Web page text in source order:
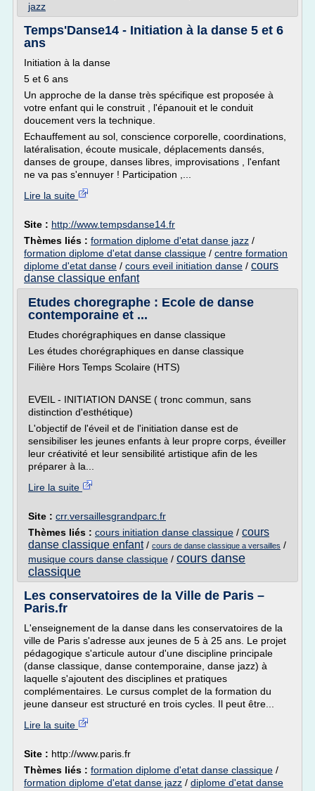
jazz
Temps'Danse14 - Initiation à la danse 5 et 6
ans
Initiation à la danse
5 et 6 ans
Un approche de la danse très spécifique est proposée à
votre enfant qui le construit , l'épanouit et le conduit
doucement vers la technique.
Echauffement au sol, conscience corporelle, coordinations,
latéralisation, écoute musicale, déplacements dansés,
danses de groupe, danses libres, improvisations , l'enfant
ne va pas s'ennuyer ! Participation ,...
Lire la suite
Site : http://www.tempsdanse14.fr
Thèmes liés : formation diplome d'etat danse jazz /
formation diplome d'etat danse classique / centre formation
diplome d'etat danse / cours eveil initiation danse / cours
danse classique enfant
Etudes choregraphe : Ecole de danse
contemporaine et ...
Etudes chorégraphiques en danse classique
Les études chorégraphiques en danse classique
Filière Hors Temps Scolaire (HTS)
EVEIL - INITIATION DANSE ( tronc commun, sans
distinction d'esthétique)
L'objectif de l'éveil et de l'initiation danse est de
sensibiliser les jeunes enfants à leur propre corps, éveiller
leur créativité et leur sensibilité artistique afin de les
préparer à la...
Lire la suite
Site : crr.versaillesgrandparc.fr
Thèmes liés : cours initiation danse classique / cours
danse classique enfant/ cours de danse classique a versailles /
musique cours danse classique / cours danse
classique
Les conservatoires de la Ville de Paris –
Paris.fr
L'enseignement de la danse dans les conservatoires de la
ville de Paris s'adresse aux jeunes de 5 à 25 ans. Le projet
pédagogique s'articule autour d'une discipline principale
(danse classique, danse contemporaine, danse jazz) à
laquelle s'ajoutent des disciplines et pratiques
complémentaires. Le cursus complet de la formation du
jeune danseur est structuré en trois cycles. Il peut être...
Lire la suite
Site : http://www.paris.fr
Thèmes liés : formation diplome d'etat danse classique /
formation diplome d'etat danse jazz / diplome d'etat danse